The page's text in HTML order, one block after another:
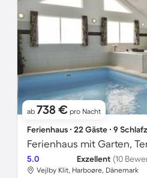
ab 738 € pro Nacht
Ferienhaus ∙ 22 Gäste ∙ 9
Ferienhaus mit Garten,
5.0 Exzellent (10
Vejlby Klit, Harboøre, Dänemark